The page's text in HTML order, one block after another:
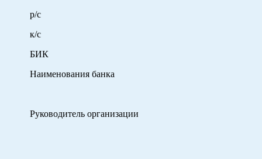
р/с
к/с
БИК
Наименования банка
Руководитель организации